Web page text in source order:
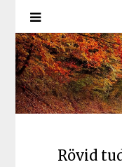
Rövid